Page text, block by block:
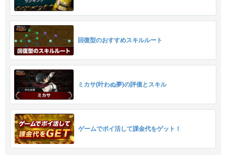
回復型のおすすめスキルルート
ミカサ(叶わぬ夢)の評価とスキル
ゲームでポイ活して課金代をゲット！